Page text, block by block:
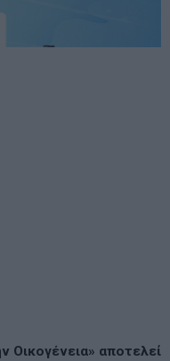
Οικογένεια» αποτελεί